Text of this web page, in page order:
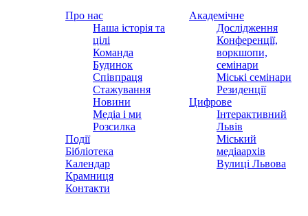
Про нас
Наша історія та
цілі
Команда
Будинок
Співпраця
Стажування
Новини
Медіа і ми
Розсилка
Події
Бібліотека
Календар
Крамниця
Контакти
Академічне
Дослідження
Конференції,
воркшопи,
семінари
Міські семінари
Резиденції
Цифрове
Інтерактивний
Львів
Міський
медіаархів
Вулиці Львова